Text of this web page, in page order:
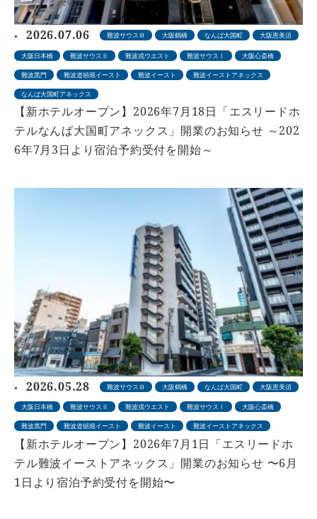
2026.07.06 難波サウスⅢ 大阪鶴橋 なんば大国町 大阪恵美須
大阪日本橋 難波サウスⅡ 難波戎ウエスト 難波サウスⅠ 大阪心斎橋
難波黒門 難波道頓堀イースト 難波イースト 難波イーストアネックス
なんば大国町アネックス
【新ホテルオープン】2026年7月18日「エスリードホ
テルなんば大国町アネックス」開業のお知らせ ～202
6年7月3日より宿泊予約受付を開始～
2026.05.28 難波サウスⅢ 大阪鶴橋 なんば大国町 大阪恵美須
大阪日本橋 難波サウスⅡ 難波戎ウエスト 難波サウスⅠ 大阪心斎橋
難波黒門 難波道頓堀イースト 難波イースト 難波イーストアネックス
【新ホテルオープン】2026年7月1日「エスリードホ
テル難波イーストアネックス」開業のお知らせ 〜6月
1日より宿泊予約受付を開始〜